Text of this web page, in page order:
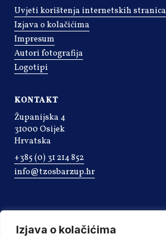
Izjava o kolačićima
Uvjeti korištenja internetskih stranica
Izjava o kolačićima
Impresum
Autori fotografija
Logotipi
KONTAKT
Županijska 4
31000 Osijek
Hrvatska
+385 (0) 31 214 852
info@tzosbarzup.hr